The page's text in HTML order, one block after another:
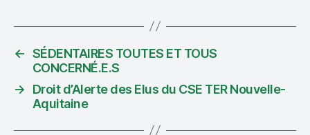
← SÉDENTAIRES TOUTES ET TOUS
CONCERNÉ.E.S
→
Droit d’Alerte des Elus du CSE TER Nouvelle-
Aquitaine